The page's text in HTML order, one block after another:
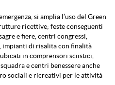
si amplia l’uso del Green
ricettive; feste conseguenti
e fiere, centri congressi,
impianti di risalita con finalità
in comprensori sciistici,
e centri benessere anche
sociali e ricreativi per le attività